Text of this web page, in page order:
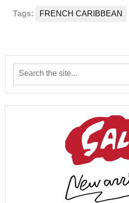
Tags: FRENCH CARIBBEAN